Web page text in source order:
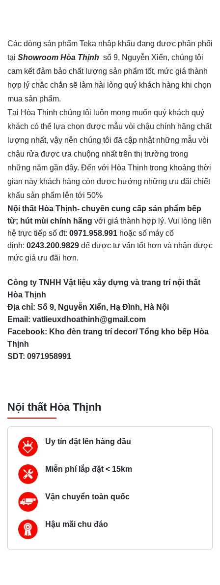
Các dòng sản phẩm Teka nhập khẩu đang được phân phối
tại Showroom Hòa Thịnh số 9, Nguyễn Xiển, chúng tôi
cam kết đảm bảo chất lượng sản phẩm tốt, mức giá thành
hợp lý chắc chắn sẽ làm hài lòng quý khách hàng khi chọn
mua sản phẩm.
Tại Hòa Thịnh chúng tôi luôn mong muốn quý khách quý
khách có thể lựa chọn được mẫu vòi chậu chính hãng chất
lượng nhất, vậy nên chúng tôi đã cập nhật những mẫu vòi
chậu rửa được ưa chuộng nhất trên thị trường trong
những năm gần đây. Đến với Hòa Thịnh trong khoảng thời
gian này khách hàng còn được hưởng những ưu đãi chiết
khấu sản phẩm lên tới 50%
Nội thất Hòa Thịnh- chuyên cung cấp sản phẩm bếp
từ; hút mùi chính hãng với giá thành hợp lý. Vui lòng liên
hệ trực tiếp số đt: 0971.958.991 hoặc số máy cố
định: 0243.200.9829 để được tư vấn tốt hơn và nhận được
mức giá ưu đãi hơn.
Công ty TNHH Vật liệu xây dựng và trang trí nội thất
Hòa Thịnh
Địa chỉ: Số 9, Nguyễn Xiển, Hạ Đình, Hà Nội
Email: vatlieuxdhoathinh@gmail.com
Facebook: Kho đèn trang trí decor/ Tổng kho bếp Hòa
Thịnh
SDT: 0971958991
Nội thất Hòa Thịnh
Uy tín đặt lên hàng đầu
Miễn phí lắp đặt < 15km
Vận chuyển toàn quốc
Hậu mãi chu đáo